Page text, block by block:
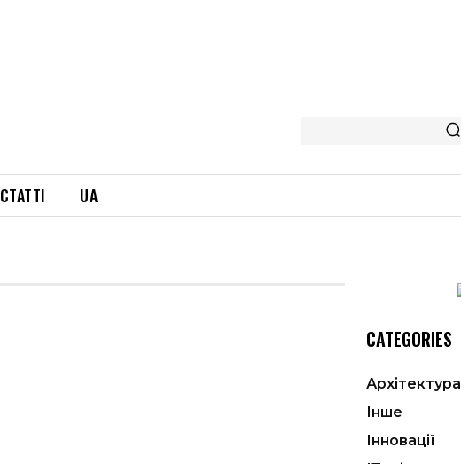
СТАТТІ UA
CATEGORIES
Архітектура
Інше
Інновації